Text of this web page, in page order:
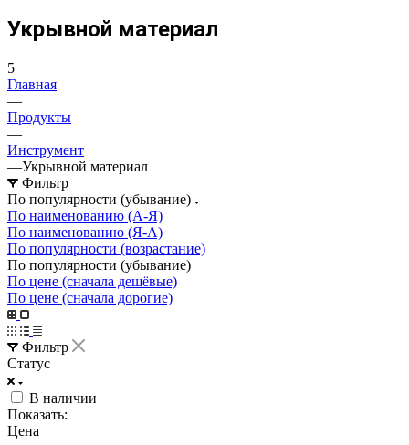
Укрывной материал
5
Главная
—
Продукты
—
Инструмент
—Укрывной материал
Фильтр
По популярности (убывание)
По наименованию (А-Я)
По наименованию (Я-А)
По популярности (возрастание)
По популярности (убывание)
По цене (сначала дешёвые)
По цене (сначала дорогие)
Фильтр
Статус
В наличии
Показать:
Цена